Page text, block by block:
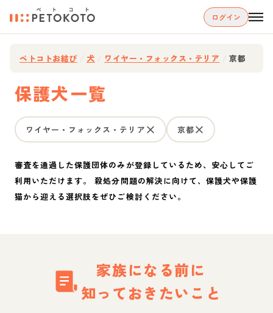
ログイン
ペトコトお結び 犬 ワイヤー・フォックス・テリア 京都
保護犬一覧
ワイヤー・フォックス・テリア 京都
審査を通過した保護団体のみが登録しているため、安心してご
利用いただけます。 殺処分問題の解決に向けて、保護犬や保護
猫から迎える選択肢をぜひご検討ください。
家族になる前に
知っておきたいこと